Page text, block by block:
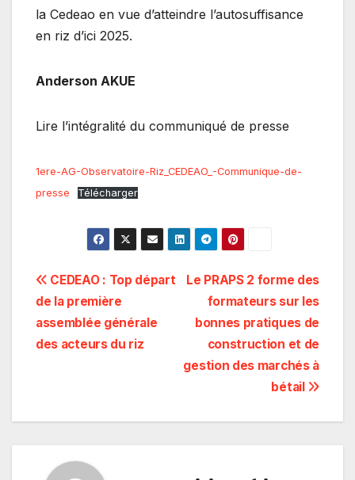
la Cedeao en vue d’atteindre l’autosuffisance
en riz d’ici 2025.
Anderson AKUE
Lire l’intégralité du communiqué de presse
1ere-AG-Observatoire-Riz_CEDEAO_-Communique-de-
presse
Télécharger
Navigation
de
l’article
Le PRAPS 2 forme des
formateurs sur les
bonnes pratiques de
construction et de
gestion des marchés à
bétail
CEDEAO : Top départ
de la première
assemblée générale
des acteurs du riz